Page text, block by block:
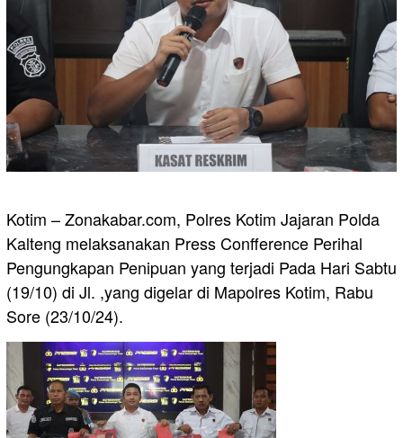
Kotim – Zonakabar.com, Polres Kotim Jajaran Polda
Kalteng melaksanakan Press Confference Perihal
Pengungkapan Penipuan yang terjadi Pada Hari Sabtu
(19/10) di Jl. ,yang digelar di Mapolres Kotim, Rabu
Sore (23/10/24).